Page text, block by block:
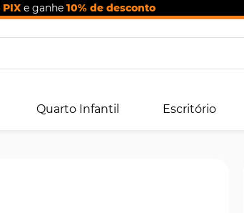
PIXe ganhe 10% de desconto
Quarto Infantil Escritório